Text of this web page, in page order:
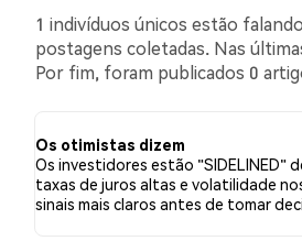
1 indivíduos únicos estão
postagens coletadas. Nas
Por fim, foram publicados 0
Os otimistas dizem
Os investidores estão "SIDELINED"
taxas de juros altas e volatilidade
sinais mais claros antes de tomar